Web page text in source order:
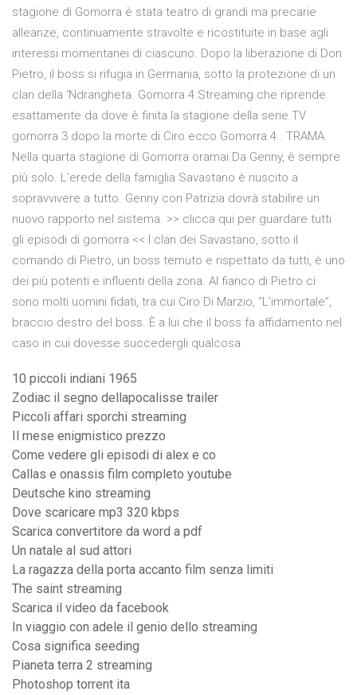
stagione di Gomorra è stata teatro di grandi ma precarie
alleanze, continuamente stravolte e ricostituite in base agli
interessi momentanei di ciascuno. Dopo la liberazione di Don
Pietro, il boss si rifugia in Germania, sotto la protezione di un
clan della ‘Ndrangheta. Gomorra 4 Streaming che riprende
esattamente da dove è finita la stagione della serie TV
gomorra 3 dopo la morte di Ciro ecco Gomorra 4.. TRAMA.
Nella quarta stagione di Gomorra oramai Da Genny, è sempre
più solo. L’erede della famiglia Savastano è riuscito a
sopravvivere a tutto. Genny con Patrizia dovrà stabilire un
nuovo rapporto nel sistema. >> clicca qui per guardare tutti
gli episodi di gomorra << l clan dei Savastano, sotto il
comando di Pietro, un boss temuto e rispettato da tutti, è uno
dei più potenti e influenti della zona. Al fianco di Pietro ci
sono molti uomini fidati, tra cui Ciro Di Marzio, “L’immortale”,
braccio destro del boss. È a lui che il boss fa affidamento nel
caso in cui dovesse succedergli qualcosa.
10 piccoli indiani 1965
Zodiac il segno dellapocalisse trailer
Piccoli affari sporchi streaming
Il mese enigmistico prezzo
Come vedere gli episodi di alex e co
Callas e onassis film completo youtube
Deutsche kino streaming
Dove scaricare mp3 320 kbps
Scarica convertitore da word a pdf
Un natale al sud attori
La ragazza della porta accanto film senza limiti
The saint streaming
Scarica il video da facebook
In viaggio con adele il genio dello streaming
Cosa significa seeding
Pianeta terra 2 streaming
Photoshop torrent ita